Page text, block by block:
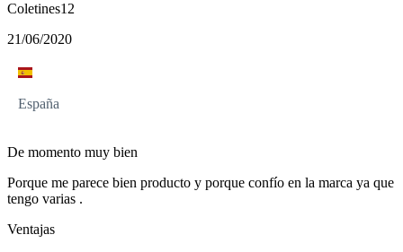
Coletines12
21/06/2020
España
De momento muy bien
Porque me parece bien producto y porque confío en la marca ya que
tengo varias .
Ventajas